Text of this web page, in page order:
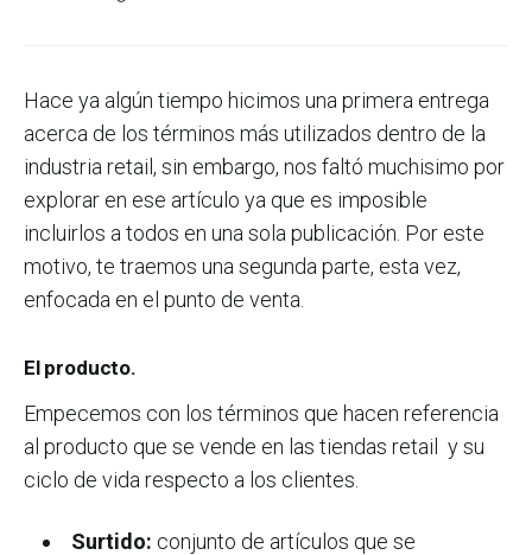
Hace ya algún tiempo hicimos una primera entrega
acerca de los términos más utilizados dentro de la
industria retail, sin embargo, nos faltó muchisimo por
explorar en ese artículo ya que es imposible
incluirlos a todos en una sola publicación. Por este
motivo, te traemos una segunda parte, esta vez,
enfocada en el punto de venta.
El producto.
Empecemos con los términos que hacen referencia
al producto que se vende en las tiendas retail y su
ciclo de vida respecto a los clientes.
Surtido: conjunto de artículos que se